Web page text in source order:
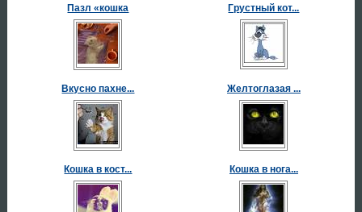
Пазл «кошка Грустный кот...
Вкусно пахне... Желтоглазая ...
Кошка в кост... Кошка в нога...